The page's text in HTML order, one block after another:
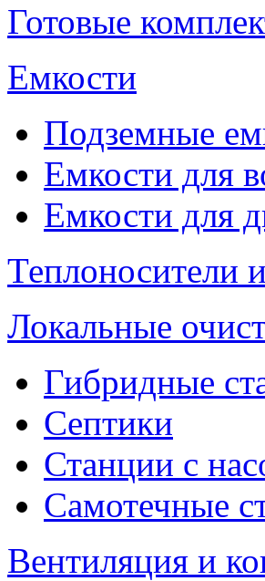
Готовые
Емкости
Подземные
Емкости для
Емкости для
Теплоносители
Локальные
Гибридные
Септики
Станции с
Самотечные
Вентиляция и